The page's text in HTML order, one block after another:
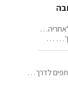
…
לדרך…